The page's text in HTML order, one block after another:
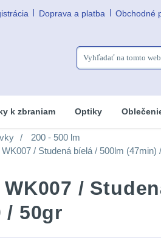
Doprava a platba Obchodné
k zbraniam Optiky
200 - 500 lm
/ Studená bíelá / 500lm
/
/ 50gr